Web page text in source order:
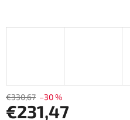
€330,67 –30 %
€231,47